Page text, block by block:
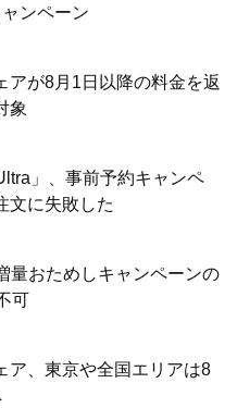
ンペーン
アが8月1日以降の料金を返
象
」、事前予約キャンペ
文に失敗した
量おためしキャンペーンの
可
ア、東京や全国エリアは8